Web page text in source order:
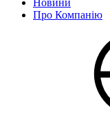
Новини
Про Компанію